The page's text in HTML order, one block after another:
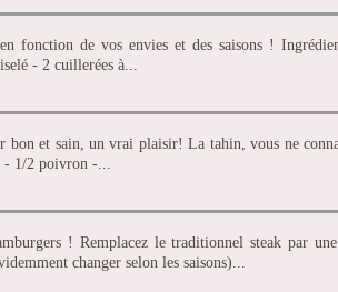
fonction de vos envies et des saisons !
- 2 cuillerées à...
bon et sain, un vrai plaisir! La tahin, vous ne
- 1/2 poivron -...
! Remplacez le traditionnel steak par
changer selon les saisons)...